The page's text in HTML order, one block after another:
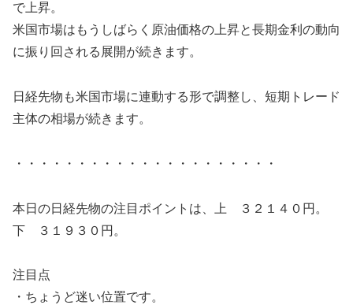
で上昇。
米国市場はもうしばらく原油価格の上昇と長期金利の動向
に振り回される展開が続きます。
日経先物も米国市場に連動する形で調整し、短期トレード
主体の相場が続きます。
・・・・・・・・・・・・・・・・・・・・・
本日の日経先物の注目ポイントは、上 ３２１４０円。
下 ３１９３０円。
注目点
・ちょうど迷い位置です。